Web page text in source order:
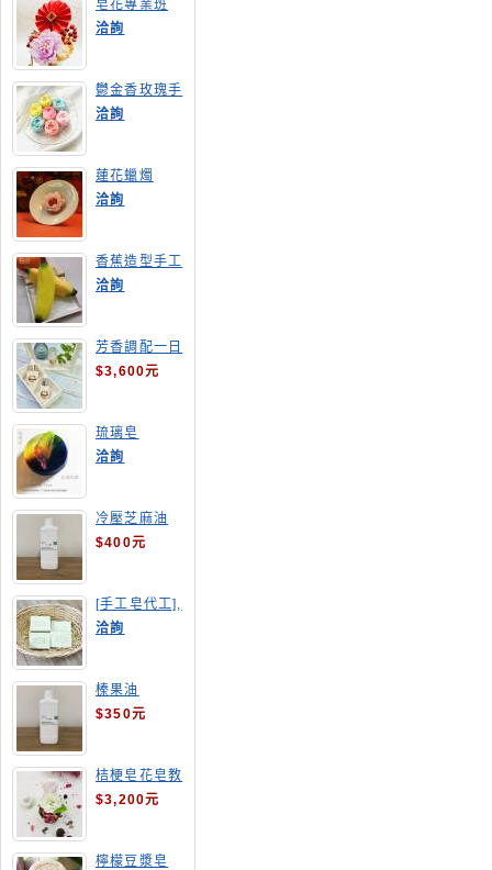
皂花專業班
洽詢
鬱金香玫瑰手
工皂(長高型)
洽詢
蓮花蠟燭
洽詢
香蕉造型手工
皂
洽詢
芳香調配一日
班
$3,600元
琉璃皂
洽詢
冷壓芝麻油
$400元
[手工皂代工],
酪梨手工皂
洽詢
榛果油
$350元
桔梗皂花皂教
學
$3,200元
檸檬豆漿皂